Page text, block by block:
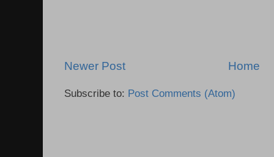
Newer Post Home
Subscribe to: Post Comments (Atom)